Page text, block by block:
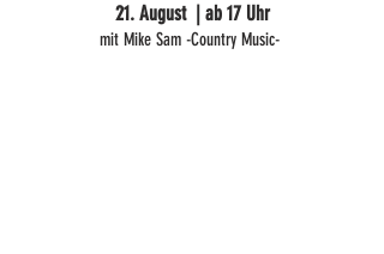
21. August | ab 17 Uhr
mit Mike Sam -Country Music-